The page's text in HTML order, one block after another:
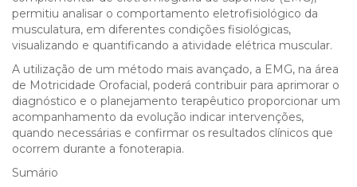
permitiu analisar o comportamento eletrofisiológico da
musculatura, em diferentes condições fisiológicas,
visualizando e quantificando a atividade elétrica muscular.
A utilização de um método mais avançado, a EMG, na área
de Motricidade Orofacial, poderá contribuir para aprimorar o
diagnóstico e o planejamento terapêutico proporcionar um
acompanhamento da evolução indicar intervenções,
quando necessárias e confirmar os resultados clínicos que
ocorrem durante a fonoterapia.
Sumário